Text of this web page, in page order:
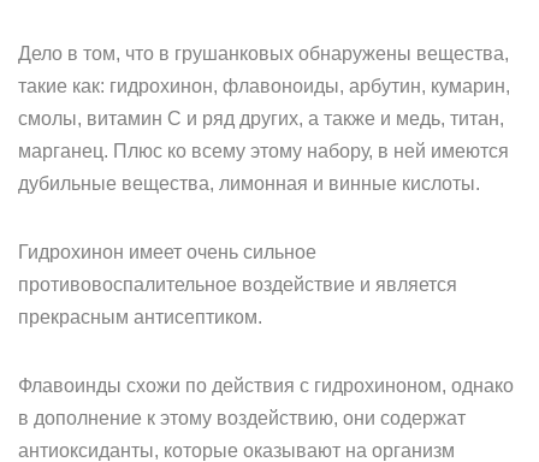
Дело в том, что в грушанковых обнаружены вещества,
такие как: гидрохинон, флавоноиды, арбутин, кумарин,
смолы, витамин С и ряд других, а также и медь, титан,
марганец. Плюс ко всему этому набору, в ней имеются
дубильные вещества, лимонная и винные кислоты.
Гидрохинон имеет очень сильное
противовоспалительное воздействие и является
прекрасным антисептиком.
Флавоинды схожи по действия с гидрохиноном, однако
в дополнение к этому воздействию, они содержат
антиоксиданты, которые оказывают на организм